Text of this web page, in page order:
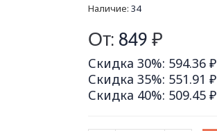
Наличие: 34
От: 849 ₽
Скидка 30%: 594.36 ₽
Скидка 35%: 551.91 ₽
Скидка 40%: 509.45 ₽